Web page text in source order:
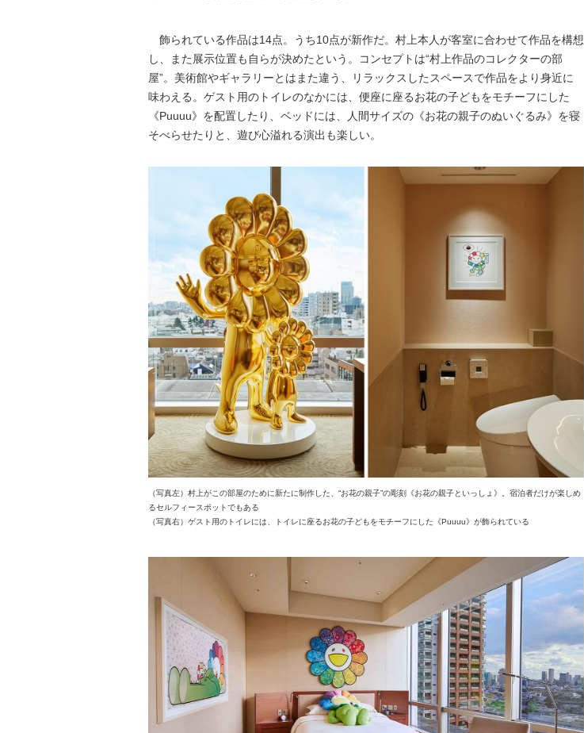
飾られている作品は14点。うち10点が新作だ。村上本人が客室に合わせて作品を構想
し、また展示位置も自らが決めたという。コンセプトは“村上作品のコレクターの部
屋”。美術館やギャラリーとはまた違う、リラックスしたスペースで作品をより身近に
味わえる。ゲスト用のトイレのなかには、便座に座るお花の子どもをモチーフにした
《Puuuu》を配置したり、ベッドには、人間サイズの《お花の親子のぬいぐるみ》を寝
そべらせたりと、遊び心溢れる演出も楽しい。
（写真左）村上がこの部屋のために新たに制作した、“お花の親子”の彫刻《お花の親子といっしょ》。宿泊者だけが楽しめ
るセルフィースポットでもある
（写真右）ゲスト用のトイレには、トイレに座るお花の子どもをモチーフにした《Puuuu》が飾られている